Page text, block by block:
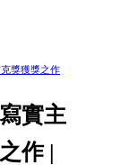
獎獲獎之作
實主
作 |